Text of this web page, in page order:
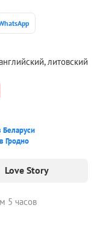
литовский
Гродно
Love Story
5 часов